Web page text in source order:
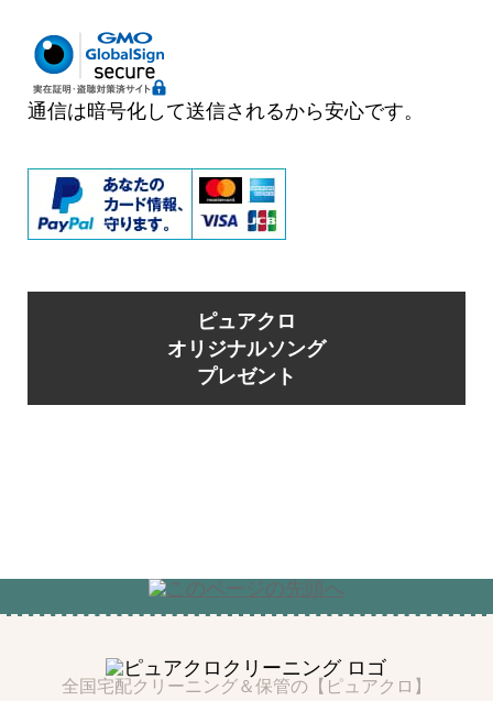
通信は暗号化して送信されるから安心です。
ピュアクロ
オリジナルソング
プレゼント
全国宅配クリーニング＆保管の【ピュアクロ】